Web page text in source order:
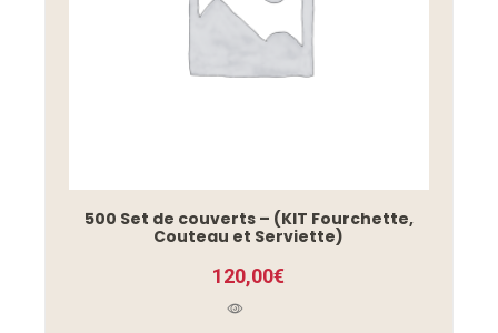
500 Set de couverts – (KIT Fourchette,
Couteau et Serviette)
120,00€